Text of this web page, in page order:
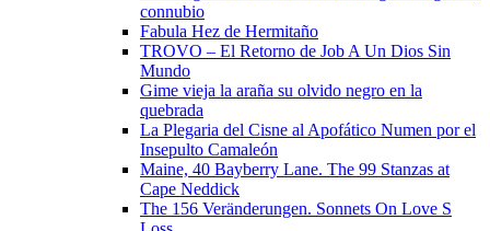
connubio
Fabula Hez de Hermitaño
TROVO – El Retorno de Job A Un Dios Sin
Mundo
Gime vieja la araña su olvido negro en la
quebrada
La Plegaria del Cisne al Apofático Numen por el
Insepulto Camaleón
Maine, 40 Bayberry Lane. The 99 Stanzas at
Cape Neddick
The 156 Veränderungen. Sonnets On Love S